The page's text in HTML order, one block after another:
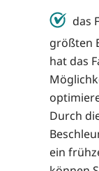
das
größten
hat das
Durch
ein